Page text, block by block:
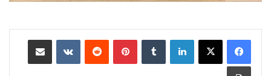
لينكدإن بينتيريست
مشاركة عبر البريد
طباعة